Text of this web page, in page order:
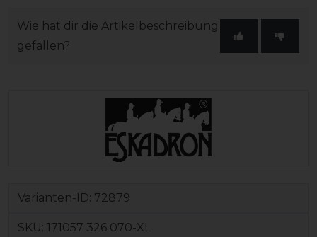
Wie hat dir die Artikelbeschreibung
gefallen?
Varianten-ID: 72879
SKU: 171057 326 070-XL